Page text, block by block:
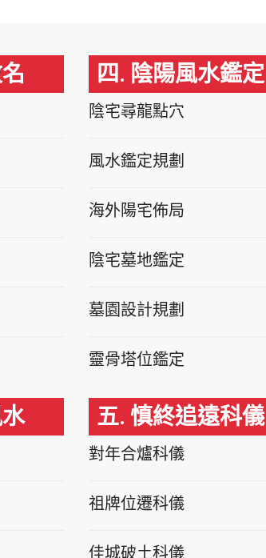
四. 陰陽風水鑑定
陰宅尋龍點穴
風水鑑定規劃
海外陽宅佈局
陰宅墓地鑑定
墓園設計規劃
靈骨塔位鑑定
五. 慎終追遠科儀
對年合爐科儀
祖牌位遷科儀
佳城破土科儀